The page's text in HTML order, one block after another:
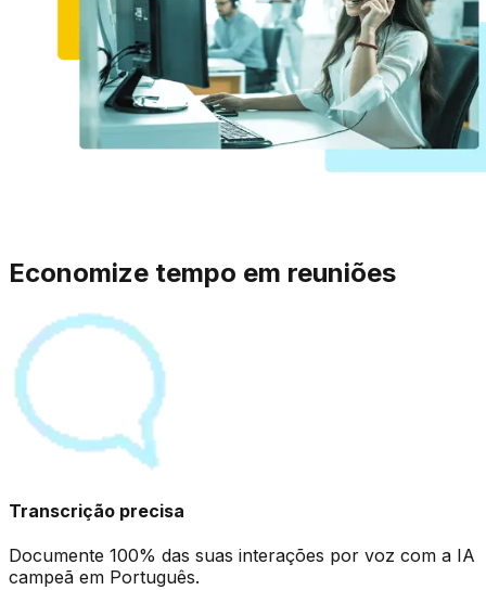
Economize tempo em reuniões
Transcrição precisa
Documente 100% das suas interações por voz com a IA
campeã em Português.